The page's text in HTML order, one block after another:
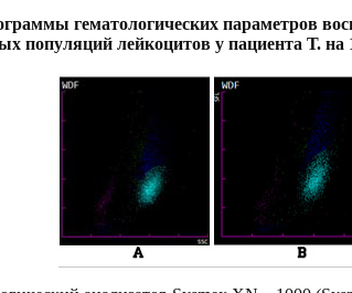
гематологических параметров
популяций лейкоцитов у пациента Т. на